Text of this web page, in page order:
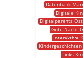
Datenbank
Digitale
Digitalparents
Gute-Nacht-
Interaktive
Kindergeschichten
Links